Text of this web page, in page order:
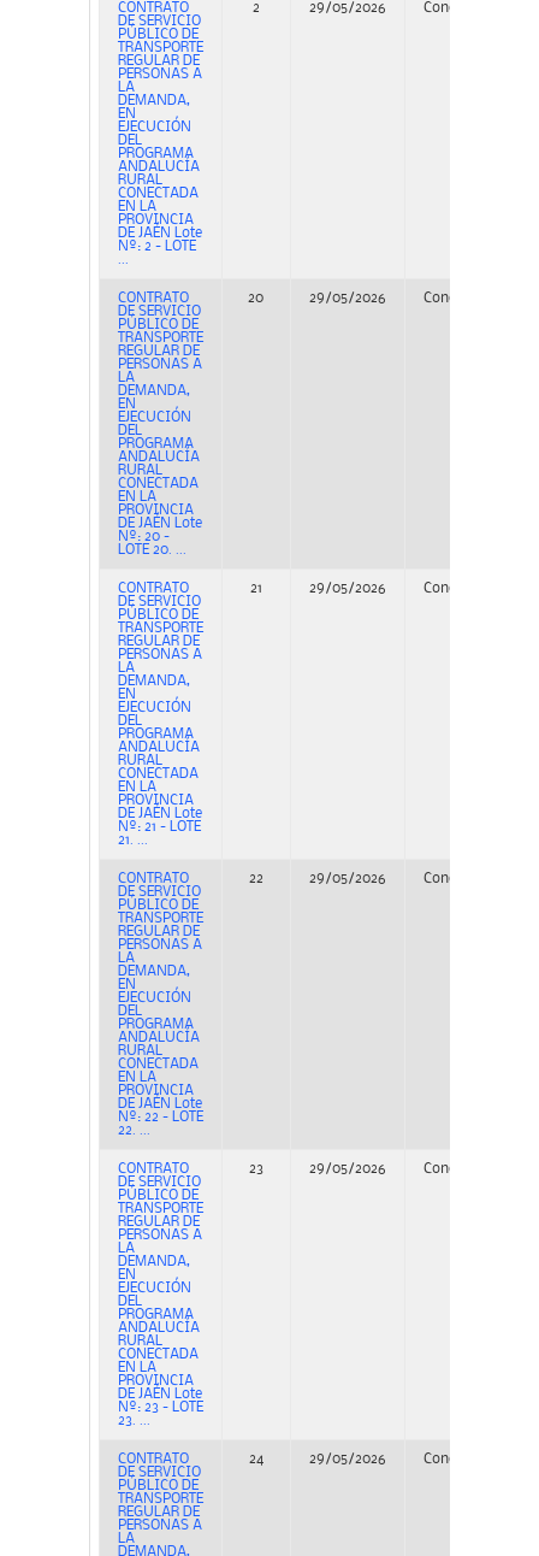
CONTRATO
DE SERVICIO
PÚBLICO DE
TRANSPORTE
REGULAR DE
PERSONAS A
LA
DEMANDA,
EN
EJECUCIÓN
DEL
PROGRAMA
ANDALUCÍA
RURAL
CONECTADA
EN LA
PROVINCIA
DE JAÉN Lote
Nº: 2 - LOTE
...
2 29/05/2026 Concurso
CONTRATO
DE SERVICIO
PÚBLICO DE
TRANSPORTE
REGULAR DE
PERSONAS A
LA
DEMANDA,
EN
EJECUCIÓN
DEL
PROGRAMA
ANDALUCÍA
RURAL
CONECTADA
EN LA
PROVINCIA
DE JAÉN Lote
Nº: 20 -
LOTE 20. ...
20 29/05/2026 Concurso
CONTRATO
DE SERVICIO
PÚBLICO DE
TRANSPORTE
REGULAR DE
PERSONAS A
LA
DEMANDA,
EN
EJECUCIÓN
DEL
PROGRAMA
ANDALUCÍA
RURAL
CONECTADA
EN LA
PROVINCIA
DE JAÉN Lote
Nº: 21 - LOTE
21. ...
21 29/05/2026 Concurso
CONTRATO
DE SERVICIO
PÚBLICO DE
TRANSPORTE
REGULAR DE
PERSONAS A
LA
DEMANDA,
EN
EJECUCIÓN
DEL
PROGRAMA
ANDALUCÍA
RURAL
CONECTADA
EN LA
PROVINCIA
DE JAÉN Lote
Nº: 22 - LOTE
22. ...
22 29/05/2026 Concurso
CONTRATO
DE SERVICIO
PÚBLICO DE
TRANSPORTE
REGULAR DE
PERSONAS A
LA
DEMANDA,
EN
EJECUCIÓN
DEL
PROGRAMA
ANDALUCÍA
RURAL
CONECTADA
EN LA
PROVINCIA
DE JAÉN Lote
Nº: 23 - LOTE
23. ...
23 29/05/2026 Concurso
CONTRATO
DE SERVICIO
PÚBLICO DE
TRANSPORTE
REGULAR DE
PERSONAS A
LA
DEMANDA,
24 29/05/2026 Concurso